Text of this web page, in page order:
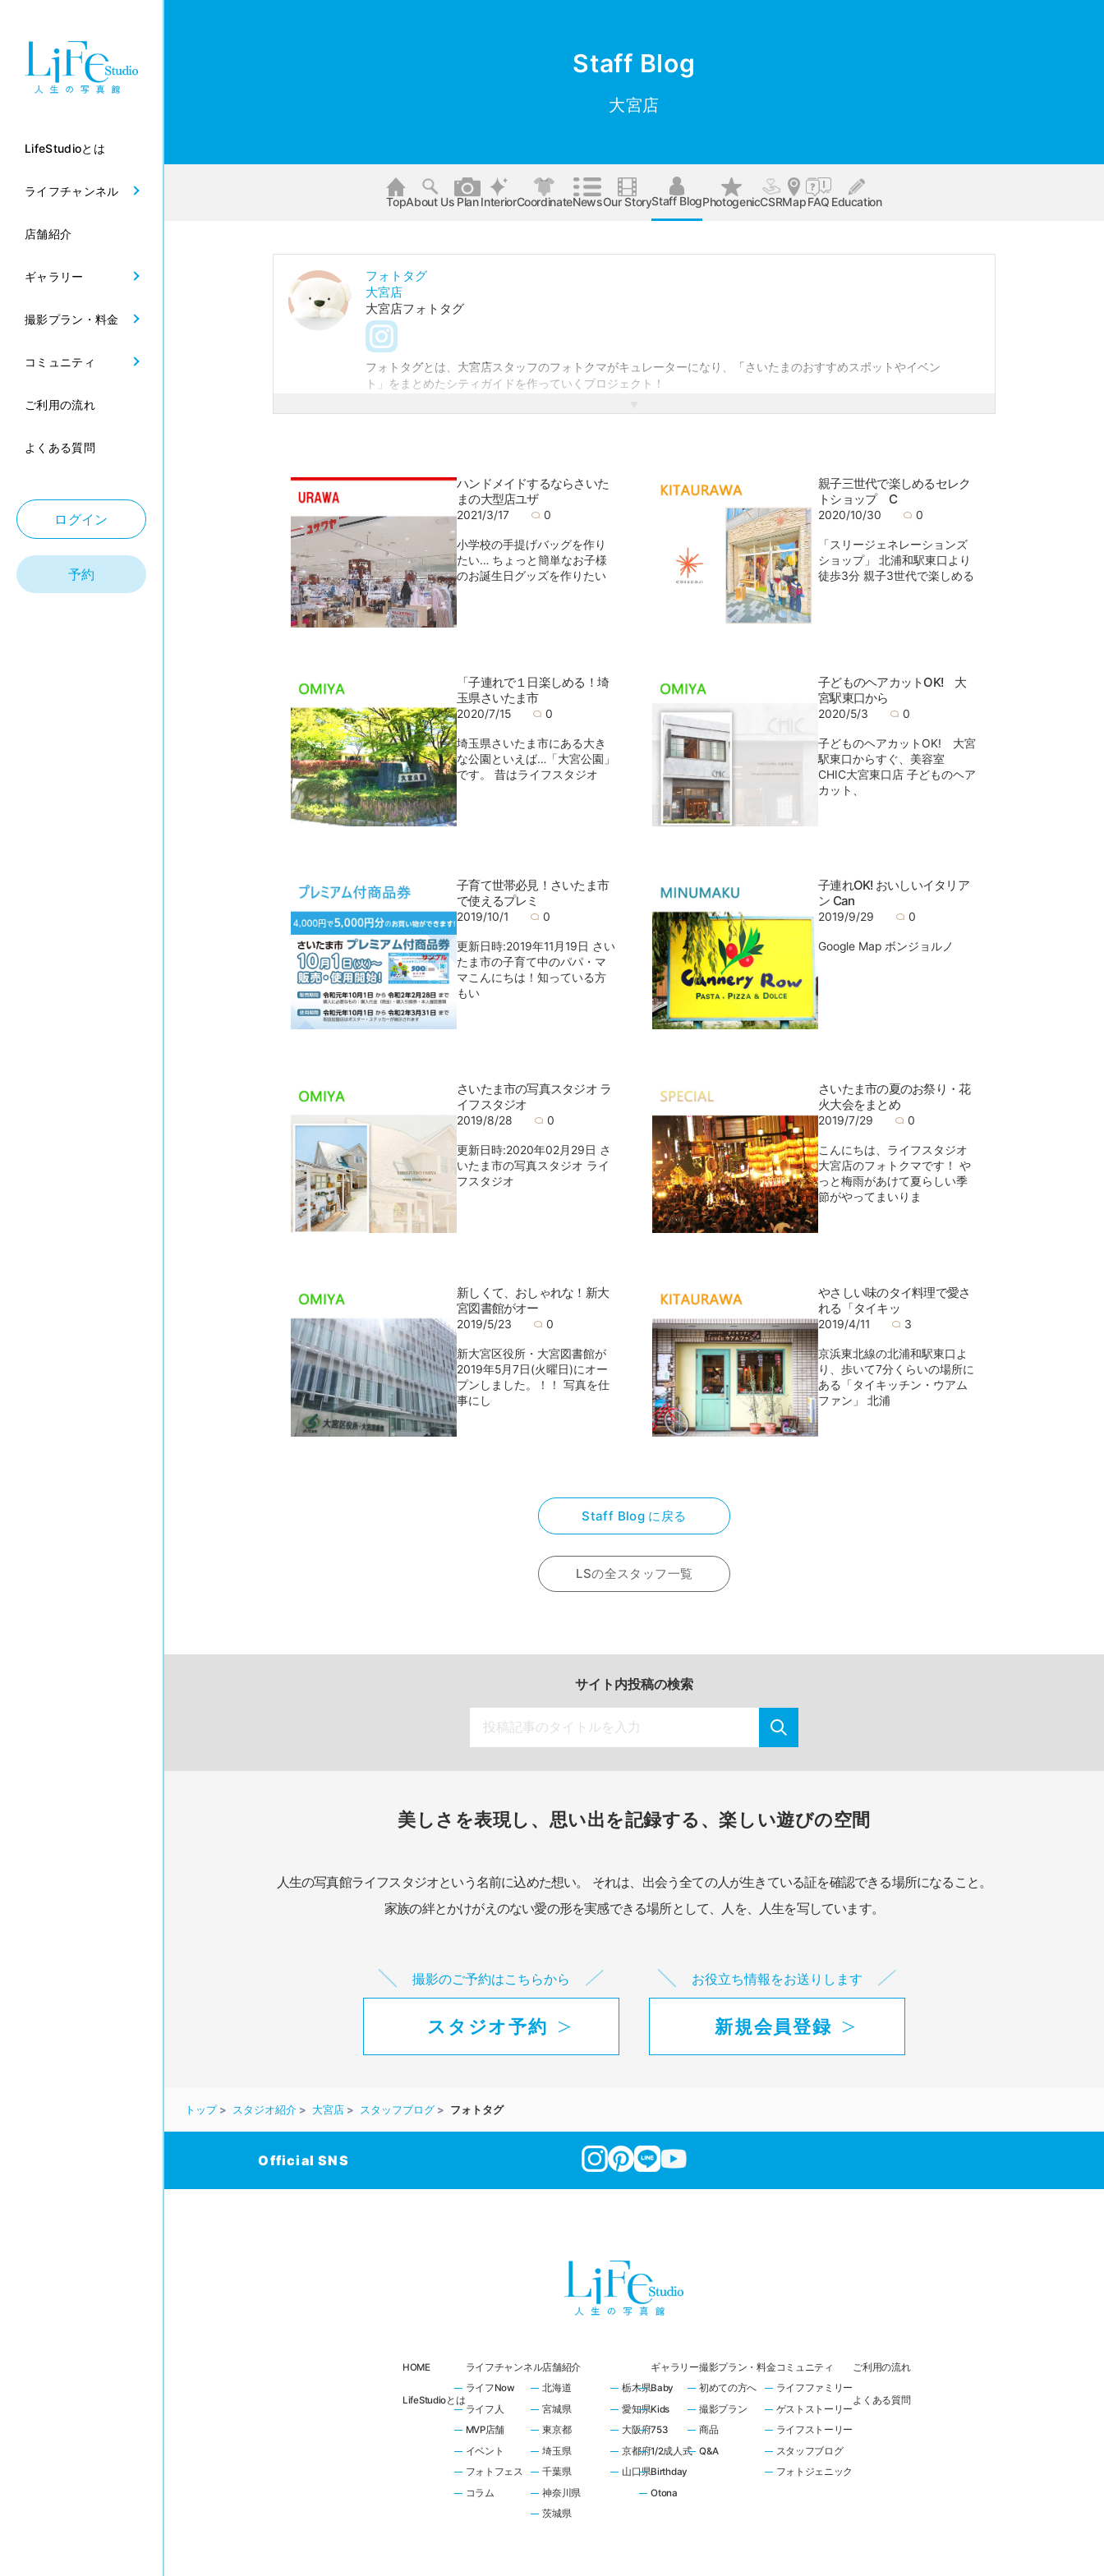
LifeStudioとは
ライフチャンネル
店舗紹介
ギャラリー
撮影プラン・料金
コミュニティ
ご利用の流れ
よくある質問
ログイン
予約
Staff Blog
大宮店
TopAbout Us PlanInteriorCoordinateNewsOur StoryStaff BlogPhotogenicCSRMapFAQ Education
フォトタグ
大宮店
大宮店フォトタグ
フォトタグとは、大宮店スタッフのフォトクマがキュレーターになり、「さいたまのおすすめスポットやイベン
ト」をまとめたシティガイドを作っていくプロジェクト！
ちです！
ハンドメイドするならさいた
まの大型店ユザ
2021/3/17 0
小学校の手提げバッグを作り
たい… ちょっと簡単なお子様
のお誕生日グッズを作りたい
親子三世代で楽しめるセレク
トショップ C
2020/10/30 0
「スリージェネレーションズ
ショップ」 北浦和駅東口より
徒歩3分 親子3世代で楽しめる
「子連れで１日楽しめる！埼
玉県さいたま市
2020/7/15 0
埼玉県さいたま市にある大き
な公園といえば…「大宮公園」
です。 昔はライフスタジオ
子どものヘアカットOK! 大
宮駅東口から
2020/5/3 0
子どものヘアカットOK! 大宮
駅東口からすぐ、美容室
CHIC大宮東口店 子どものヘア
カット、
子育て世帯必見！さいたま市
で使えるプレミ
2019/10/1 0
更新日時:2019年11月19日 さい
たま市の子育て中のパパ・マ
マこんにちは！知っている方
もい
子連れOK! おいしいイタリア
ン Can
2019/9/29 0
Google Map ボンジョルノ
さいたま市の写真スタジオ ラ
イフスタジオ
2019/8/28 0
更新日時:2020年02月29日 さ
いたま市の写真スタジオ ライ
フスタジオ
さいたま市の夏のお祭り・花
火大会をまとめ
2019/7/29 0
こんにちは、ライフスタジオ
大宮店のフォトクマです！ や
っと梅雨があけて夏らしい季
節がやってまいりま
新しくて、おしゃれな！新大
宮図書館がオー
2019/5/23 0
新大宮区役所・大宮図書館が
2019年5月7日(火曜日)にオー
プンしました。！！ 写真を仕
事にし
やさしい味のタイ料理で愛さ
れる「タイキッ
2019/4/11 3
京浜東北線の北浦和駅東口よ
り、歩いて7分くらいの場所に
ある「タイキッチン・ウアム
ファン」 北浦
Staff Blog に戻る
LSの全スタッフ一覧
サイト内投稿の検索
美しさを表現し、思い出を記録する、楽しい遊びの空間
人生の写真館ライフスタジオという名前に込めた想い。
それは、出会う全ての人が生きている証を確認できる場所になること。
家族の絆とかけがえのない愛の形を実感できる場所として、 人を、人生を写しています。
撮影のご予約はこちらから
スタジオ予約
お役立ち情報をお送りします
新規会員登録
トップ スタジオ紹介 大宮店 スタッフブログ フォトタグ
Official SNS
HOME
LifeStudioとは
ライフチャンネル
ライフNow
ライフ人
MVP店舗
イベント
フォトフェス
コラム
店舗紹介
北海道
宮城県
東京都
埼玉県
千葉県
神奈川県
茨城県
栃木県
愛知県
大阪府
京都府
山口県
ギャラリー
Baby
Kids
753
1/2成人式
Birthday
Otona
撮影プラン・料金
初めての方へ
撮影プラン
商品
Q&A
コミュニティ
ライフファミリー
ゲストストーリー
ライフストーリー
スタッフブログ
フォトジェニック
ご利用の流れ
よくある質問